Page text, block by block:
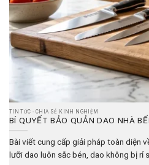
TIN TỨC - CHIA SẺ KINH NGHIỆM
BÍ QUYẾT BẢO QUẢN DAO NHÀ
Bài viết cung cấp giải pháp toàn diện
lưỡi dao luôn sắc bén, dao không bị rỉ